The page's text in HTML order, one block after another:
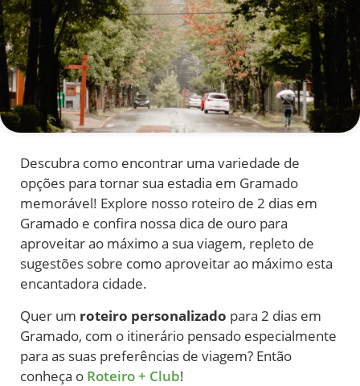
Descubra como encontrar uma variedade de
opções para tornar sua estadia em Gramado
memorável! Explore nosso roteiro de 2 dias em
Gramado e confira nossa dica de ouro para
aproveitar ao máximo a sua viagem, repleto de
sugestões sobre como aproveitar ao máximo esta
encantadora cidade.
Quer um roteiro personalizado para 2 dias em
Gramado, com o itinerário pensado especialmente
para as suas preferências de viagem? Então
conheça o Roteiro + Club!